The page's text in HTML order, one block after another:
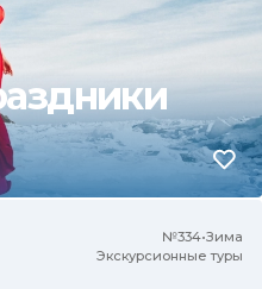
№334•Зима
Экскурсионные туры